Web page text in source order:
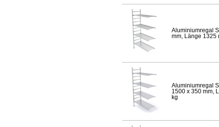
Aluminiumregal
mm, Länge 1325
Aluminiumregal
1500 x 350 mm,
kg